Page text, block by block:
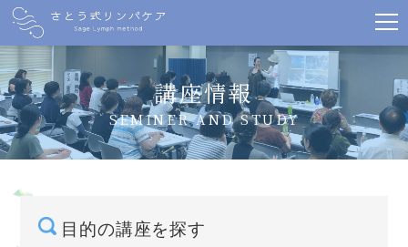
講座情報
SEMINER AND STUDY
目的の講座を探す